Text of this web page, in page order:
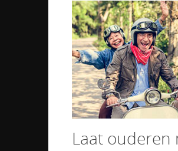
Laat ouderen